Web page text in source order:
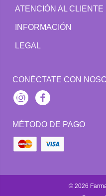
ATENCIÓN AL CLIENTE
INFORMACIÓN
LEGAL
CONÉCTATE CON
InstagramFacebook
MÉTODO DE PAGO
© 2026